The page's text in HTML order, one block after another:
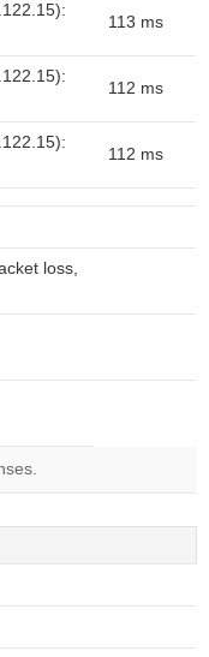
113 ms
112 ms
112 ms
loss,